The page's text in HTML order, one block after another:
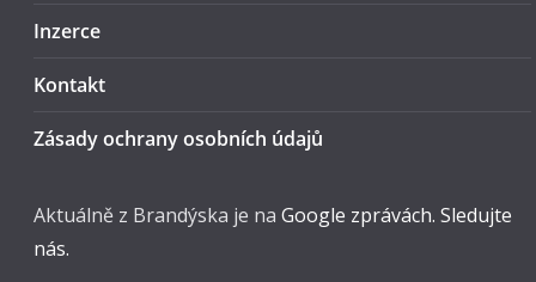
Inzerce
Kontakt
Zásady ochrany osobních údajů
Aktuálně z Brandýska je na Google zprávách. Sledujte
nás.